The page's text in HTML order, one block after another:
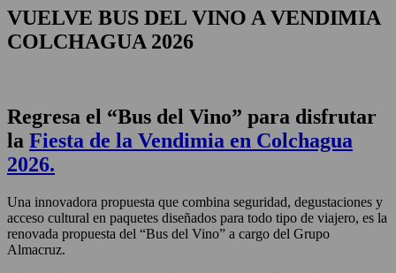
VUELVE BUS DEL VINO A VENDIMIA
COLCHAGUA 2026
Regresa el “Bus del Vino” para disfrutar
la Fiesta de la Vendimia en Colchagua
2026.
Una innovadora propuesta que combina seguridad, degustaciones y
acceso cultural en paquetes diseñados para todo tipo de viajero, es la
renovada propuesta del “Bus del Vino” a cargo del Grupo
Almacruz.